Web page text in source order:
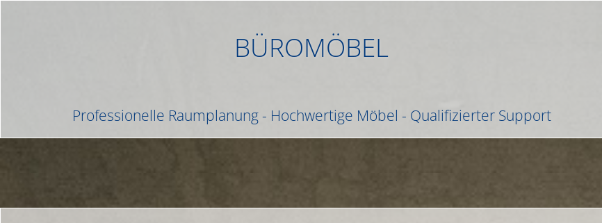
BÜROMÖBEL
Professionelle Raumplanung - Hochwertige Möbel - Qualifizierter Support